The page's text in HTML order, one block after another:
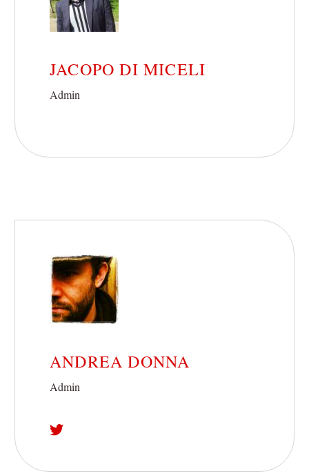
JACOPO DI MICELI
Admin
ANDREA DONNA
Admin